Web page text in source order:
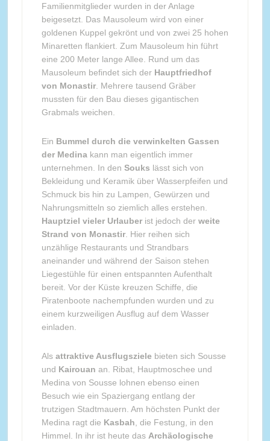
Familienmitglieder wurden in der Anlage
beigesetzt. Das Mausoleum wird von einer
goldenen Kuppel gekrönt und von zwei 25 hohen
Minaretten flankiert. Zum Mausoleum hin führt
eine 200 Meter lange Allee. Rund um das
Mausoleum befindet sich der Hauptfriedhof
von Monastir. Mehrere tausend Gräber
mussten für den Bau dieses gigantischen
Grabmals weichen.
Ein Bummel durch die verwinkelten Gassen
der Medinakann man eigentlich immer
unternehmen. In den Souks lässt sich von
Bekleidung und Keramik über Wasserpfeifen und
Schmuck bis hin zu Lampen, Gewürzen und
Nahrungsmitteln so ziemlich alles erstehen.
Hauptziel vieler Urlauberist jedoch der weite
Strand von Monastir. Hier reihen sich
unzählige Restaurants und Strandbars
aneinander und während der Saison stehen
Liegestühle für einen entspannten Aufenthalt
bereit. Vor der Küste kreuzen Schiffe, die
Piratenboote nachempfunden wurden und zu
einem kurzweiligen Ausflug auf dem Wasser
einladen.
Als attraktive Ausflugsziele bieten sich Sousse
und Kairouan an. Ribat, Hauptmoschee und
Medina von Sousse lohnen ebenso einen
Besuch wie ein Spaziergang entlang der
trutzigen Stadtmauern. Am höchsten Punkt der
Medina ragt die Kasbah , die Festung, in den
Himmel. In ihr ist heute das Archäologische